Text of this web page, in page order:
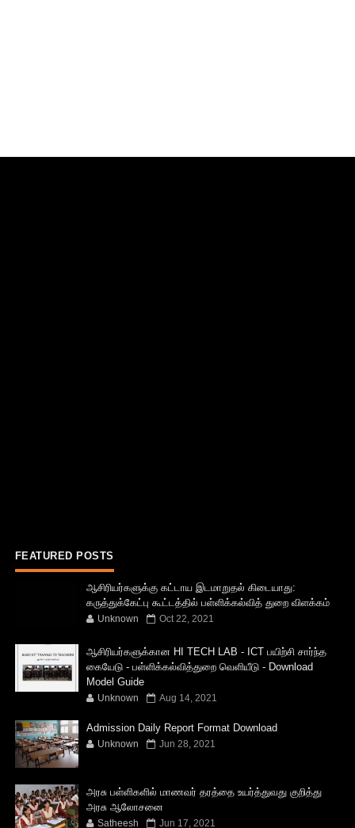
FEATURED POSTS
ஆசிரியர்களுக்கு கட்டாய இடமாறுதல் கிடையாது:
கருத்துக்கேட்பு கூட்டத்தில் பள்ளிக்கல்வித் துறை விளக்கம்
Unknown Oct 22, 2021
ஆசிரியர்களுக்கான HI TECH LAB - ICT பயிற்சி சார்ந்த
கையேடு - பள்ளிக்கல்வித்துறை வெளியீடு - Download
Model Guide
Unknown Aug 14, 2021
Admission Daily Report Format Download
Unknown Jun 28, 2021
அரசு பள்ளிகளில் மாணவர் தரத்தை உயர்த்துவது குறித்து
அரசு ஆலோசனை
Satheesh Jun 17, 2021